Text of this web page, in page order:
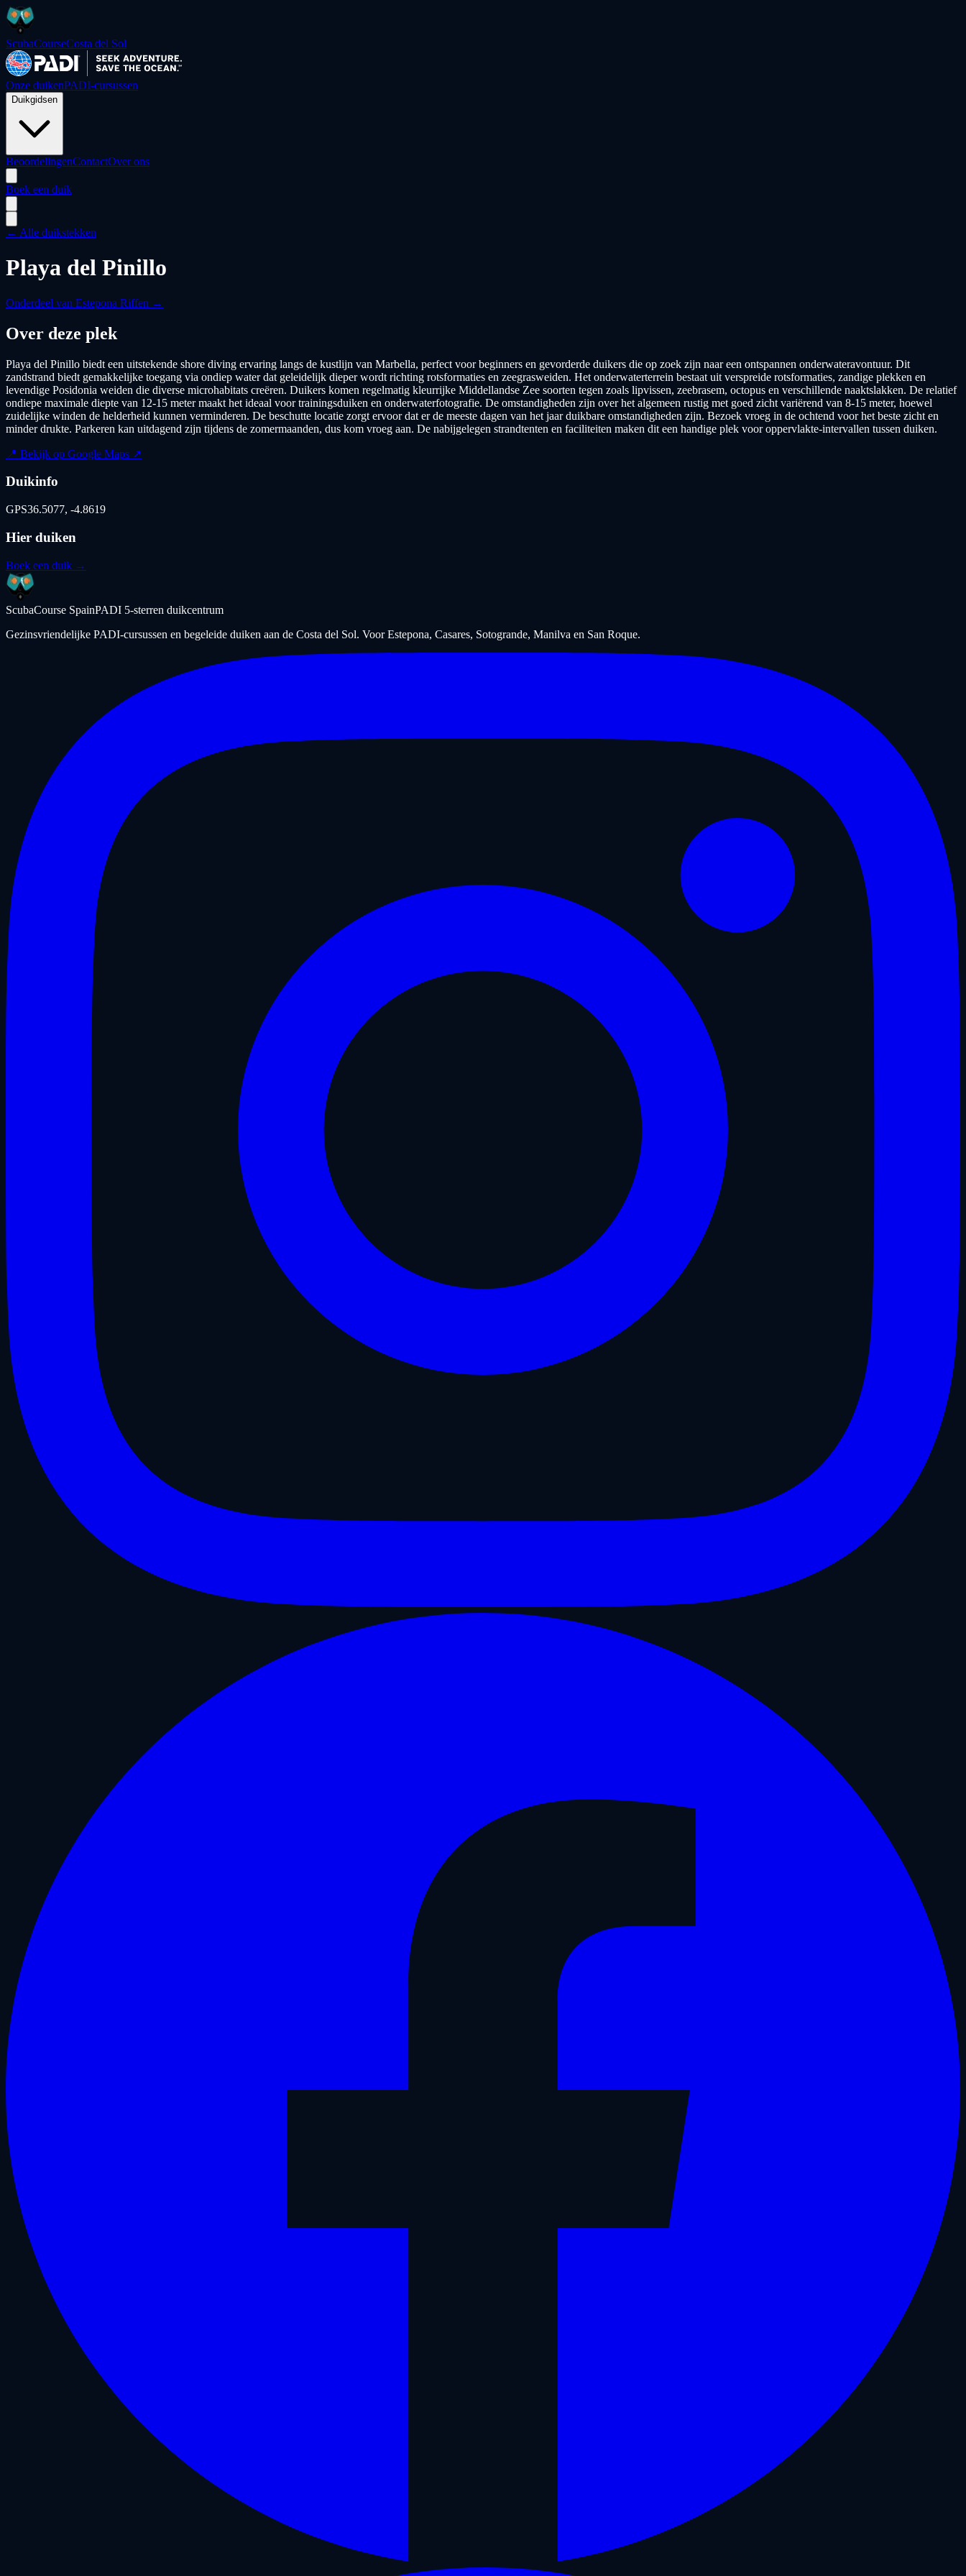
ScubaCourseCosta del Sol
Onze duikenPADI-cursussen
Duikgidsen
BeoordelingenContactOver ons
Boek een duik
← Alle duikstekken
Playa del Pinillo
Onderdeel van Estepona Riffen →
Over deze plek
Playa del Pinillo biedt een uitstekende shore diving ervaring langs de kustlijn van Marbella, perfect voor beginners en gevorderde duikers die op zoek zijn naar een ontspannen onderwateravontuur. Dit
zandstrand biedt gemakkelijke toegang via ondiep water dat geleidelijk dieper wordt richting rotsformaties en zeegrasweiden. Het onderwaterterrein bestaat uit verspreide rotsformaties, zandige plekken en
levendige Posidonia weiden die diverse microhabitats creëren. Duikers komen regelmatig kleurrijke Middellandse Zee soorten tegen zoals lipvissen, zeebrasem, octopus en verschillende naaktslakken. De relatief
ondiepe maximale diepte van 12-15 meter maakt het ideaal voor trainingsduiken en onderwaterfotografie. De omstandigheden zijn over het algemeen rustig met goed zicht variërend van 8-15 meter, hoewel
zuidelijke winden de helderheid kunnen verminderen. De beschutte locatie zorgt ervoor dat er de meeste dagen van het jaar duikbare omstandigheden zijn. Bezoek vroeg in de ochtend voor het beste zicht en
minder drukte. Parkeren kan uitdagend zijn tijdens de zomermaanden, dus kom vroeg aan. De nabijgelegen strandtenten en faciliteiten maken dit een handige plek voor oppervlakte-intervallen tussen duiken.
📍 Bekijk op Google Maps ↗
Duikinfo
GPS36.5077, -4.8619
Hier duiken
Boek een duik →
ScubaCourse SpainPADI 5-sterren duikcentrum
Gezinsvriendelijke PADI-cursussen en begeleide duiken aan de Costa del Sol. Voor Estepona, Casares, Sotogrande, Manilva en San Roque.